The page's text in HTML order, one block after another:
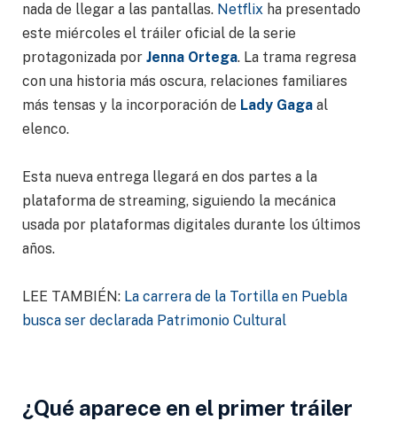
nada de llegar a las pantallas. Netflix ha presentado
este miércoles el tráiler oficial de la serie
protagonizada por Jenna Ortega. La trama regresa
con una historia más oscura, relaciones familiares
más tensas y la incorporación de Lady Gaga al
elenco.
Esta nueva entrega llegará en dos partes a la
plataforma de streaming, siguiendo la mecánica
usada por plataformas digitales durante los últimos
años.
LEE TAMBIÉN: La carrera de la Tortilla en Puebla
busca ser declarada Patrimonio Cultural
¿Qué aparece en el primer tráiler